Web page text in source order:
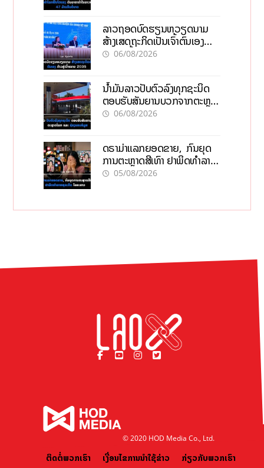
ລາວຖອດບົດຮຽນຫວຽດນາມ
ສ້າງເສດຖະກິດເປັນເຈົ້າຕົນເອງ
ກ້າວສູ່ເປົ້າໝາຍ 2035
06/08/2026
ນໍ້າມັນລາວປັບຕົວລົງທຸກຊະນິດ
ຕອບຮັບສັນຍານບວກຈາກຕະຫຼາດ
ໂລກ ແລະ ຊ່ອງແຄບຮໍມູສ
06/08/2026
ດຣາມ່າແລກຍອດຂາຍ, ກົນຍຸດ
ການຕະຫຼາດສີເທົາ ຢາພິດທຳລາຍ
ທຸລະກິດ ໄລຍະຍາວ
05/08/2026
© 2020 HOD Media Co., Ltd.
ຕິດຕໍ່ພວກເຮົາ ເງື່ອນໄຂການນຳໃຊ້ຂ່າວ ກ່ຽວກັບພວກເຮົາ